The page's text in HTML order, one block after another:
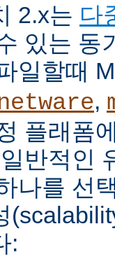
2.x는 다
있는 동
일할때
,
플래폼
반적인
나를 선
: